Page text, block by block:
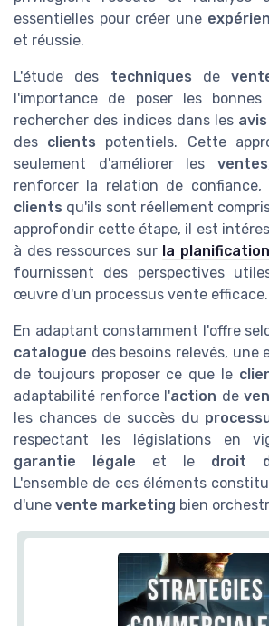
essentielles pour créer une
et réussie.
L'étude des techniques de
l'importance de poser les
rechercher des indices dans les avis
des clients potentiels. Cette
seulement d'améliorer les ventes
renforcer la relation de
clients qu'ils sont réellement
approfondir cette étape, il est
à des ressources sur la
fournissent des perspectives
œuvre d'un processus vente efficace.
En adaptant constamment l'offre
catalogue des besoins relevés, une
de toujours proposer ce que le
adaptabilité renforce l'action de
les chances de succès du
respectant les législations en
garantie légale et le droit
L'ensemble de ces éléments
d'une vente marketing bien